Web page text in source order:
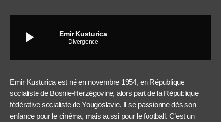
play_arrow Emir Kusturica
Divergence
Emir Kusturica est né en novembre 1954, en République
socialiste de Bosnie-Herzégovine, alors part de la République
fédérative socialiste de Yougoslavie. Il se passionne dès son
enfance pour le cinéma, mais aussi pour le football. C’est un